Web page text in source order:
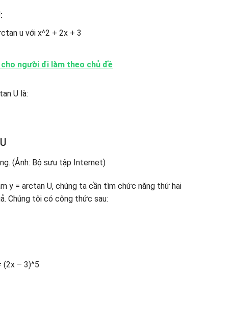
u với x^2 + 2x + 3
người đi làm theo chủ đề
U là:
y = arctan U, chúng ta cần tìm chức năng thứ hai
Chúng tôi có công thức sau:
(2x – 3)^5